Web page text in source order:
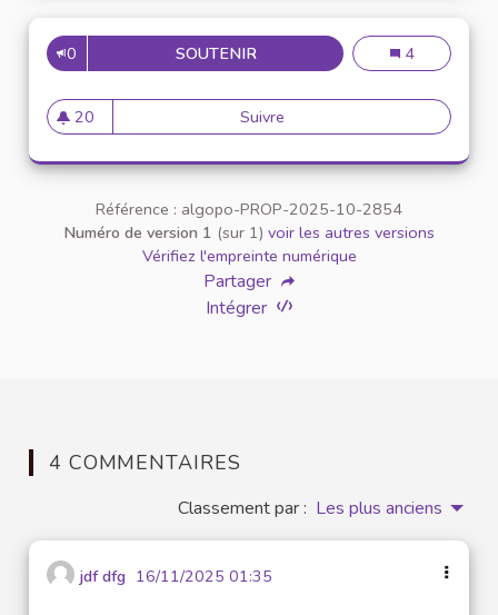
0 SOUTENIRWHAT ABOUT HOLLOW
What About
4
20
20 abonnés
Suivre What About Hollow Knight
Référence : algopo-PROP-2025-10-2854
Numéro de version 1 (sur 1) voir les autres versions
Vérifiez l'empreinte numérique
Partager
Intégrer
4 COMMENTAIRES
Classement par : Les plus anciens
jdf dfg 16/11/2025 01:35